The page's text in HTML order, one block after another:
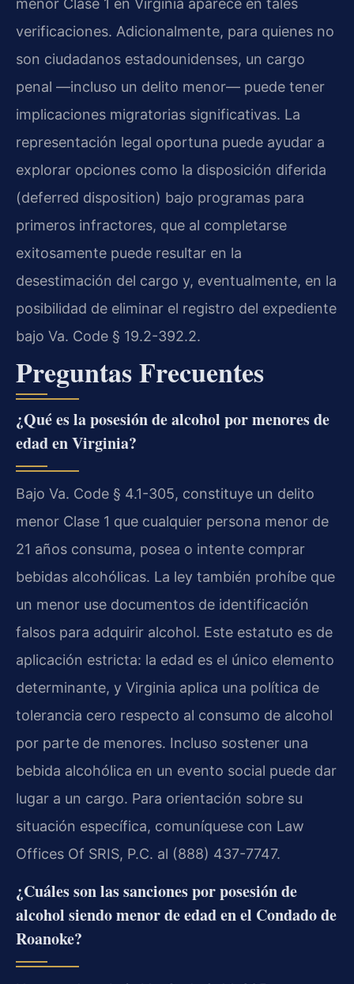
menor Clase 1 en Virginia aparece en tales
verificaciones. Adicionalmente, para quienes no
son ciudadanos estadounidenses, un cargo
penal —incluso un delito menor— puede tener
implicaciones migratorias significativas. La
representación legal oportuna puede ayudar a
explorar opciones como la disposición diferida
(deferred disposition) bajo programas para
primeros infractores, que al completarse
exitosamente puede resultar en la
desestimación del cargo y, eventualmente, en la
posibilidad de eliminar el registro del expediente
bajo Va. Code § 19.2-392.2.
Preguntas Frecuentes
¿Qué es la posesión de alcohol por menores de
edad en Virginia?
Bajo Va. Code § 4.1-305, constituye un delito
menor Clase 1 que cualquier persona menor de
21 años consuma, posea o intente comprar
bebidas alcohólicas. La ley también prohíbe que
un menor use documentos de identificación
falsos para adquirir alcohol. Este estatuto es de
aplicación estricta: la edad es el único elemento
determinante, y Virginia aplica una política de
tolerancia cero respecto al consumo de alcohol
por parte de menores. Incluso sostener una
bebida alcohólica en un evento social puede dar
lugar a un cargo. Para orientación sobre su
situación específica, comuníquese con Law
Offices Of SRIS, P.C. al (888) 437-7747.
¿Cuáles son las sanciones por posesión de
alcohol siendo menor de edad en el Condado de
Roanoke?